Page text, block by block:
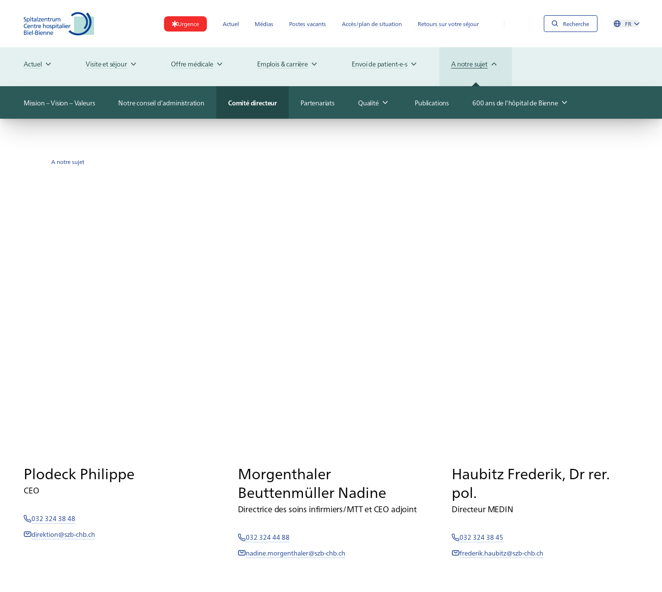
Urgence Actuel Médias Postes vacants Accès/plan de situation Retours sur votre séjour Recherche FR
Actuel Visite et séjour Offre médicale Emplois & carrière Envoi de patient-e-s A notre sujet
Mission – Vision – Valeurs Notre conseil d’administration Comité directeur Partenariats Qualité Publications 600 ans de l'hôpital de Bienne
A notre sujet
Plodeck Philippe
CEO
032 324 38 48
direktion@szb-chb.ch
Morgenthaler
Beuttenmüller Nadine
Directrice des soins infirmiers/MTT et CEO adjoint
032 324 44 88
nadine.morgenthaler@szb-chb.ch
Haubitz Frederik, Dr rer.
pol.
Directeur MEDIN
032 324 38 45
frederik.haubitz@szb-chb.ch